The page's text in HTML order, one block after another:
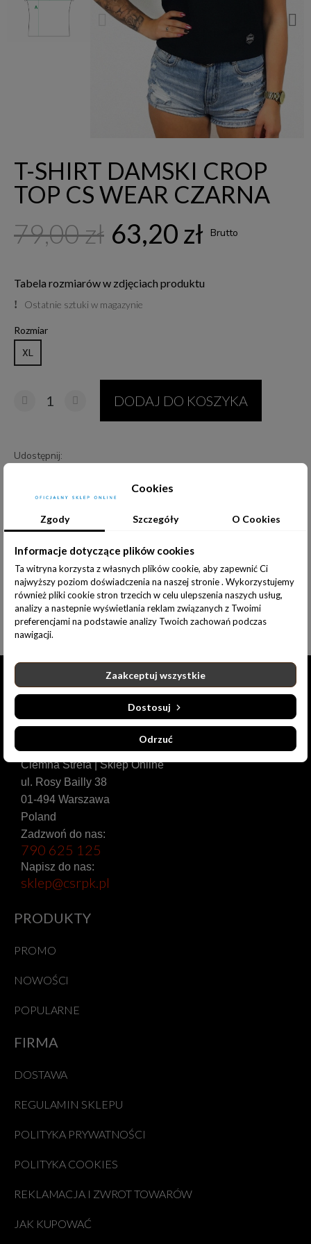
T-SHIRT DAMSKI CROP
TOP CS WEAR CZARNA
79,00 zł 63,20 zł Brutto
Tabela rozmiarów w zdjęciach produktu
Ostatnie sztuki w magazynie
Rozmiar
XL
DODAJ DO KOSZYKA
Udostępnij:
Opis produktuInformacje dodatkowe
Tabela rozmiarów w zdjęciach produktu
Ciemna Strefa | Sklep Online
ul. Rosy Bailly 38
01-494 Warszawa
Poland
Zadzwoń do nas:
790 625 125
Napisz do nas:
sklep@csrpk.pl
PRODUKTY
PROMO
NOWOŚCI
POPULARNE
FIRMA
DOSTAWA
REGULAMIN SKLEPU
POLITYKA PRYWATNOŚCI
POLITYKA COOKIES
REKLAMACJA I ZWROT TOWARÓW
JAK KUPOWAĆ
Cookies
Zgody Szczegóły O Cookies
Informacje dotyczące plików cookies
Ta witryna korzysta z własnych plików cookie, aby zapewnić Ci
najwyższy poziom doświadczenia na naszej stronie . Wykorzystujemy
również pliki cookie stron trzecich w celu ulepszenia naszych usług,
analizy a nastepnie wyświetlania reklam związanych z Twoimi
preferencjami na podstawie analizy Twoich zachowań podczas
nawigacji.
Odrzuć
Dostosuj
Zaakceptuj wszystkie